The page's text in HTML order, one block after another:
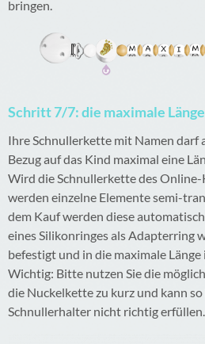
bringen.
Schritt 7/7: die maximale
Ihre Schnullerkette mit Namen darf
Bezug auf das Kind maximal eine
Wird die Schnullerkette des
werden einzelne Elemente semi-
dem Kauf werden diese
eines Silikonringes als Adapterring
befestigt und in die maximale Länge
Wichtig: Bitte nutzen Sie die
die Nuckelkette zu kurz und kann
Schnullerhalter nicht richtig erfüllen.